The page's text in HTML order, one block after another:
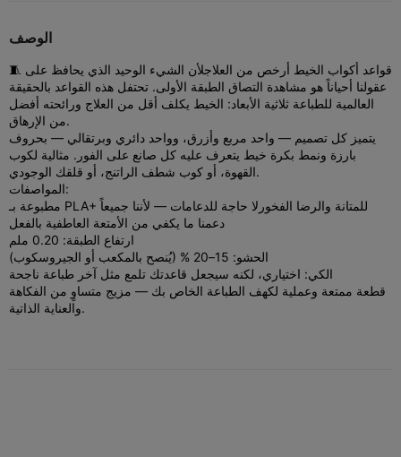
الوصف
🧵 قواعد أكواب الخيط أرخص من العلاجلأن الشيء الوحيد الذي يحافظ على
عقولنا أحياناً هو مشاهدة التصاق الطبقة الأولى. تحتفل هذه القواعد بالحقيقة
العالمية للطباعة ثلاثية الأبعاد: الخيط يكلف أقل من العلاج ورائحته أفضل
من الإرهاق.
يتميز كل تصميم — واحد مربع وأزرق، وواحد دائري وبرتقالي — بحروف
بارزة ونمط بكرة خيط يتعرف عليه كل صانع على الفور. مثالية لكوب
القهوة، أو كوب شطف الراتنج، أو قلقك الوجودي.
المواصفات:
مطبوعة بـ PLA+ للمتانة والرضا الفخور لا حاجة للدعامات — لأننا جميعاً
دعمنا ما يكفي من الأمتعة العاطفية بالفعل
ارتفاع الطبقة: 0.20 ملم
الحشو: 15–20 % (يُنصح بالمكعب أو الجيروسكوب)
الكي: اختياري، لكنه سيجعل قاعدتك تلمع مثل آخر طباعة ناجحة
قطعة ممتعة وعملية لكهف الطباعة الخاص بك — مزيج متساوٍ من الفكاهة
والعناية الذاتية.